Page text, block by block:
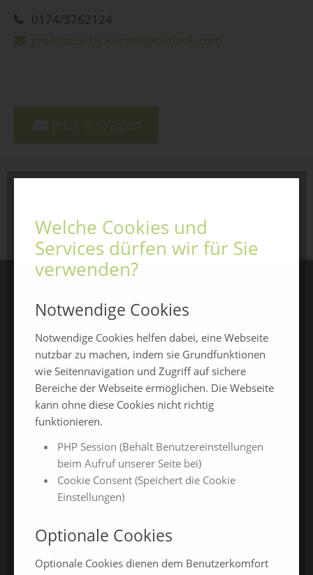
0174/3762124
ChamlandSchau
ChamLandleben
ChamlandBau
ChamlandCareer
ONLINE-JAHRESMESSEN
ChamlandSchau24
ChamlandVital24
ChamlandCareer24
Welche Cookies und
Services dürfen wir für Sie
verwenden?
Notwendige Cookies
Notwendige Cookies helfen dabei, eine Webseite
nutzbar zu machen, indem sie Grundfunktionen
wie Seitennavigation und Zugriff auf sichere
Bereiche der Webseite ermöglichen. Die Webseite
kann ohne diese Cookies nicht richtig
funktionieren.
PHP Session (Behält Benutzereinstellungen
beim Aufruf unserer Seite bei)
Cookie Consent (Speichert die Cookie
Einstellungen)
Optionale Cookies
Optionale Cookies dienen dem Benutzerkomfort